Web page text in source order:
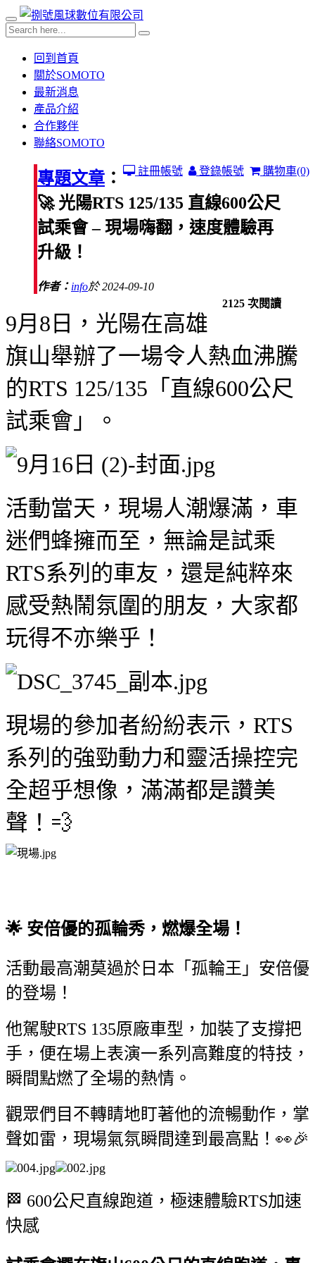
回到首頁
關於SOMOTO
最新消息
產品介紹
合作夥伴
聯絡SOMOTO
購物車(0)
登錄帳號
註冊帳號
專題文章 ：
🚀 光陽RTS 125/135 直線600公尺
試乘會 – 現場嗨翻，速度體驗再
升級！
作者： info於 2024-09-10
2125 次閱讀
9月8日，光陽在高雄
旗山舉辦了一場令人熱血沸騰
的RTS 125/135「直線600公尺
試乘會」。
活動當天，現場人潮爆滿，車
迷們蜂擁而至，無論是試乘
RTS系列的車友，還是純粹來
感受熱鬧氛圍的朋友，大家都
玩得不亦樂乎！
現場的參加者紛紛表示，RTS
系列的強勁動力和靈活操控完
全超乎想像，滿滿都是讚美
聲！💨
🌟 安倍優的孤輪秀，燃爆全場！
活動最高潮莫過於日本「孤輪王」安倍優
的登場！
他駕駛RTS 135原廠車型，加裝了支撐把
手，便在場上表演一系列高難度的特技，
瞬間點燃了全場的熱情。
觀眾們目不轉睛地盯著他的流暢動作，掌
聲如雷，現場氣氛瞬間達到最高點！👀🎉
🏁 600公尺直線跑道，極速體驗RTS加速
快感